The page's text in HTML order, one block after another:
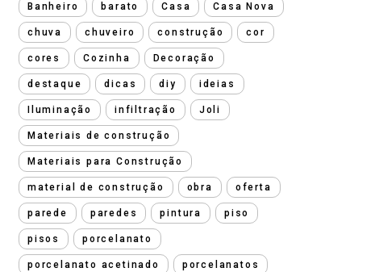
Banheiro barato Casa Casa Nova
chuva chuveiro construção cor
cores Cozinha Decoração
destaque dicas diy ideias
Iluminação infiltração Joli
Materiais de construção
Materiais para Construção
material de construção obra oferta
parede paredes pintura piso
pisos porcelanato
porcelanato acetinado porcelanatos